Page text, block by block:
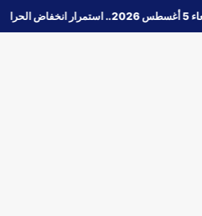
من الشبورة واضطراب الملاحة